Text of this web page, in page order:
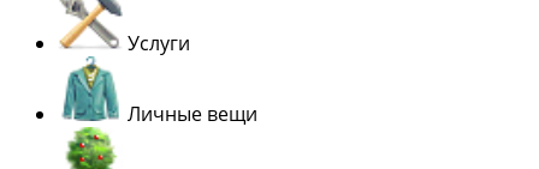
Услуги
Личные вещи